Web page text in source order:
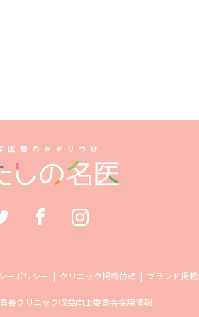
ーポリシー クリニック掲載依頼 ブランド掲
長クリニック収益向上委員会採用情報